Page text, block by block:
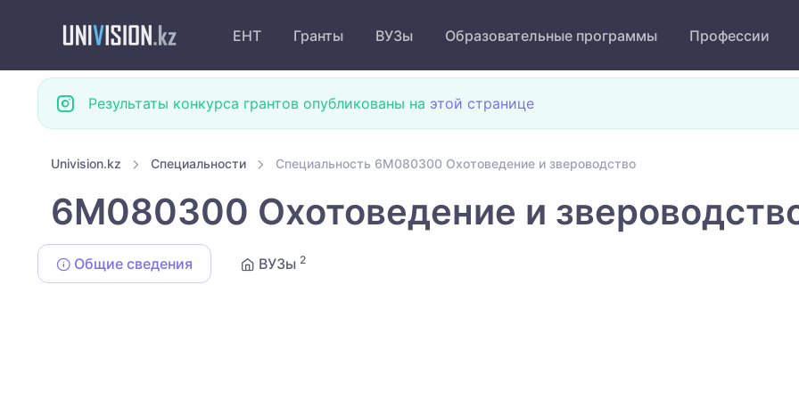
ЕНТ Гранты ВУЗы Образовательные программы Профессии
Результаты конкурса грантов опубликованы на этой странице
Univision.kz Специальности Специальность 6M080300 Охотоведение и звероводство
6M080300 Охотоведение и
Общие сведения ВУЗы 2